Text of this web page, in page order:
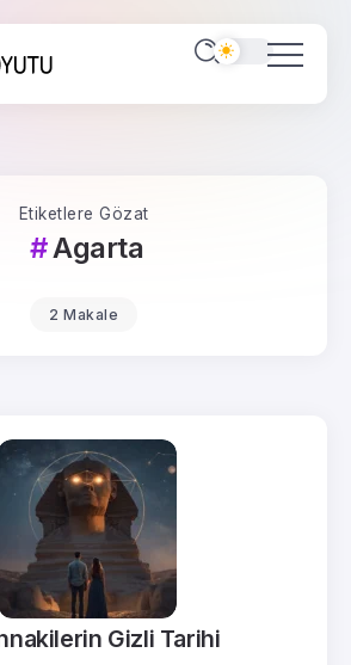
Etiketlere Gözat
Agarta
2 Makale
Gizli Tarihi